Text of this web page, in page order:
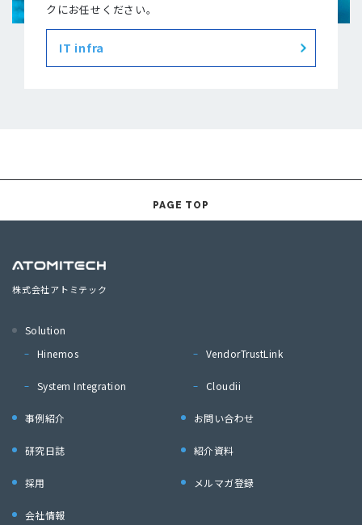
クにお任せください。
IT infra
PAGE TOP
株式会社アトミテック
Solution
Hinemos
VendorTrustLink
System Integration Cloudii
事例紹介
研究日誌
採用
会社情報
お問い合わせ
紹介資料
メルマガ登録